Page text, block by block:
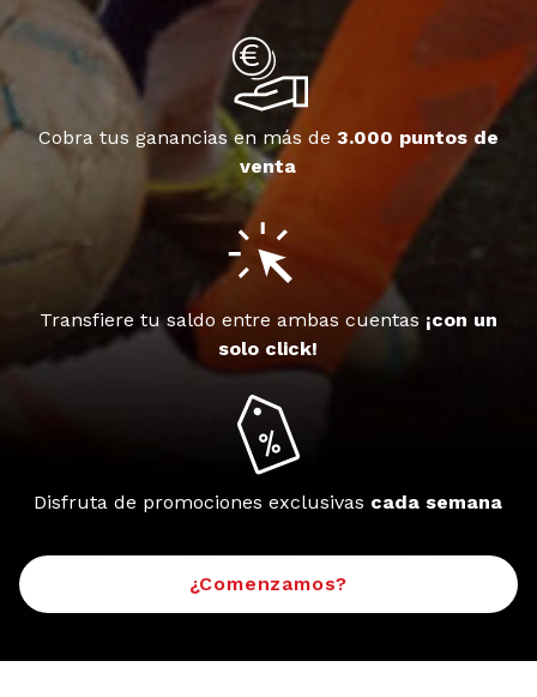
Cobra tus ganancias en más de 3.000 puntos de
venta
Transfiere tu saldo entre ambas cuentas ¡con un
solo click!
Disfruta de promociones exclusivas cada semana
¿Comenzamos?